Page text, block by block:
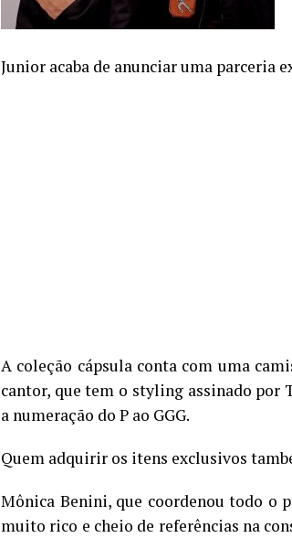
Junior acaba de anunciar uma parceria
A coleção cápsula conta com uma
cantor, que tem o styling assinado por
a numeração do P ao GGG.
Quem adquirir os itens exclusivos
Mônica Benini, que coordenou todo o
muito rico e cheio de referências na